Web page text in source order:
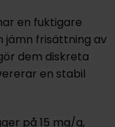
en fuktigare
jämn frisättning av
dem diskreta
en stabil
på 15 mg/g,